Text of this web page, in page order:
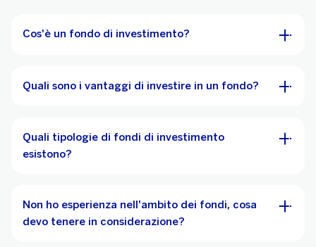
Cos'è un fondo di investimento?
Quali sono i vantaggi di investire in un fondo?
Quali tipologie di fondi di investimento
esistono?
Non ho esperienza nell'ambito dei fondi, cosa
devo tenere in considerazione?